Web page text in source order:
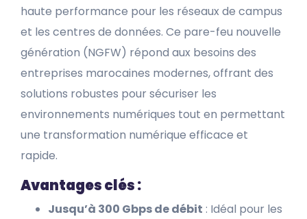
haute performance pour les réseaux de campus
et les centres de données. Ce pare-feu nouvelle
génération (NGFW) répond aux besoins des
entreprises marocaines modernes, offrant des
solutions robustes pour sécuriser les
environnements numériques tout en permettant
une transformation numérique efficace et
rapide.
Avantages clés :
Jusqu’à 300 Gbps de débit : Idéal pour les